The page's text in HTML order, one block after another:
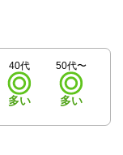
40代
多い
50代〜
多い